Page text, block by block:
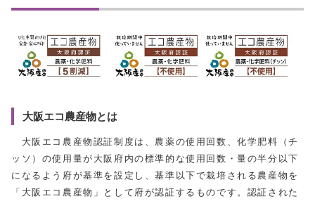
大阪エコ農産物とは
大阪エコ農産物認証制度は、農薬の使用回数、化学肥料（チ
ッソ）の使用量が大阪府内の標準的な使用回数・量の半分以下
になるよう府が基準を設定し、基準以下で栽培される農産物を
「大阪エコ農産物」として府が認証するものです。認証された